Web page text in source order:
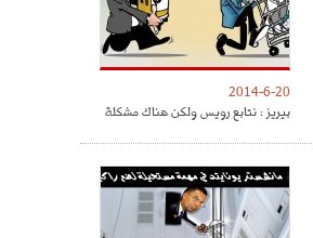
2014-6-20
بيريز : نتابع رويس ولكن هناك مشكلة